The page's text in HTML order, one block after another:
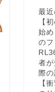
最
【
始
の
者
際
【